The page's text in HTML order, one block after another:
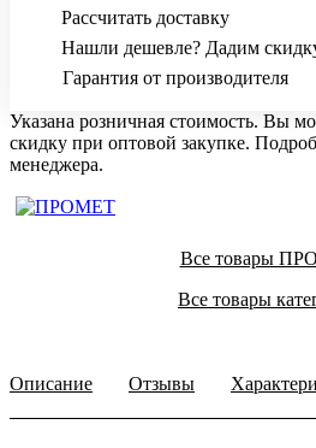
Рассчитать доставку
Нашли дешевле? Дадим
Гарантия от производителя
Указана розничная стоимость. Вы
скидку при оптовой закупке.
менеджера.
Все товары
Все товары
Описание Отзывы